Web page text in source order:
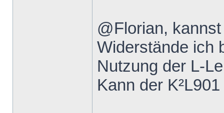
@Florian,
Widerstände ich
Nutzung der L-
Kann der